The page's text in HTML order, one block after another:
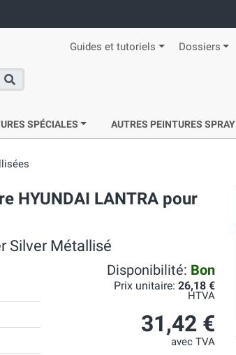
Guides et tutoriels Dossiers
Recherche
SPÉCIALES AUTRES PEINTURES SPRAY
HYUNDAI LANTRA pour
Silver Métallisé
Disponibilité: Bon
Prix unitaire: 26,18 €
HTVA
31,42 €
avec TVA